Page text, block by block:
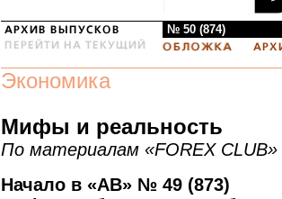
№ 50 (874)
Экономика
Мифы и реальность
По материалам «FOREX CLUB»
Начало в «АВ» № 49 (873)